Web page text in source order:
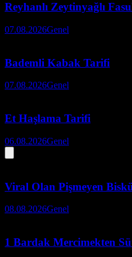
Reyhanlı Zeytinyağlı
07.08.2026Genel
Bademli Kabak Tarifi
07.08.2026Genel
Et Haşlama Tarifi
06.08.2026Genel
Viral Olan Pişmeyen
08.08.2026Genel
1 Bardak Mercimekten